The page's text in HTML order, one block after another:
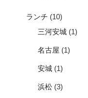
ランチ (10)
三河安城 (1)
名古屋 (1)
安城 (1)
浜松 (3)